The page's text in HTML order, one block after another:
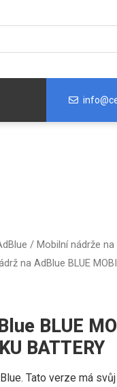
/ Mobilní nádrže na
na AdBlue BLUE
BLUE
BATTERY
Tato verze má